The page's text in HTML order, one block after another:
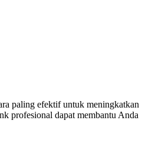
paling efektif untuk meningkatkan
profesional dapat membantu Anda